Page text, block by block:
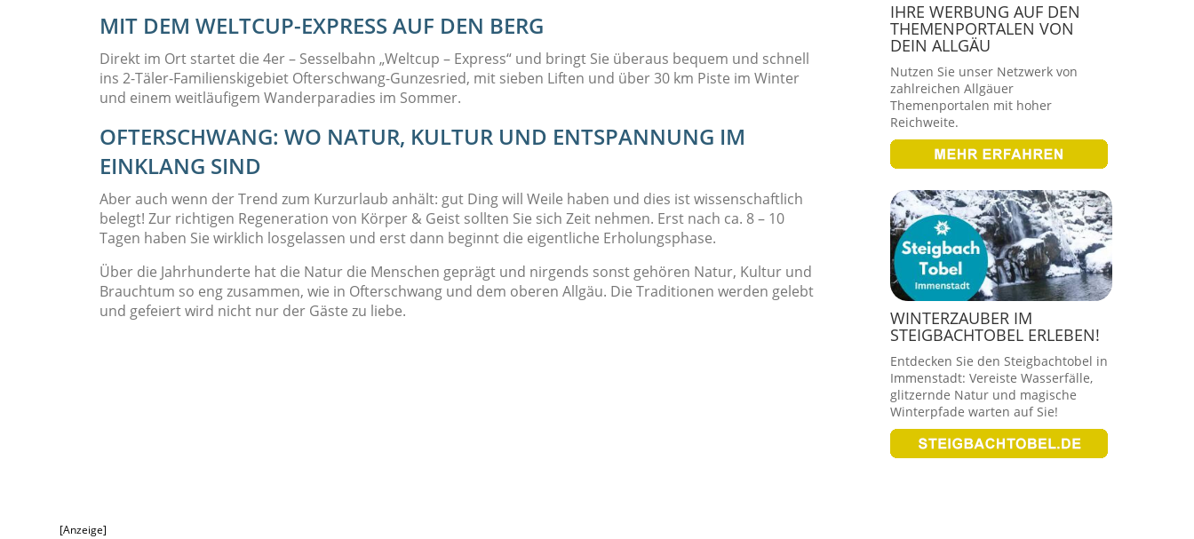
MIT DEM WELTCUP-EXPRESS AUF DEN BERG
Direkt im Ort startet die 4er – Sesselbahn „Weltcup – Express“ und bringt Sie überaus bequem und schnell
ins 2-Täler-Familienskigebiet Ofterschwang-Gunzesried, mit sieben Liften und über 30 km Piste im Winter
und einem weitläufigem Wanderparadies im Sommer.
OFTERSCHWANG: WO NATUR, KULTUR UND ENTSPANNUNG IM
EINKLANG SIND
Aber auch wenn der Trend zum Kurzurlaub anhält: gut Ding will Weile haben und dies ist wissenschaftlich
belegt! Zur richtigen Regeneration von Körper & Geist sollten Sie sich Zeit nehmen. Erst nach ca. 8 – 10
Tagen haben Sie wirklich losgelassen und erst dann beginnt die eigentliche Erholungsphase.
Über die Jahrhunderte hat die Natur die Menschen geprägt und nirgends sonst gehören Natur, Kultur und
Brauchtum so eng zusammen, wie in Ofterschwang und dem oberen Allgäu. Die Traditionen werden gelebt
und gefeiert wird nicht nur der Gäste zu liebe.
IHRE WERBUNG AUF DEN
THEMENPORTALEN VON
DEIN ALLGÄU
Nutzen Sie unser Netzwerk von
zahlreichen Allgäuer
Themenportalen mit hoher
Reichweite.
WINTERZAUBER IM
STEIGBACHTOBEL ERLEBEN!
Entdecken Sie den Steigbachtobel in
Immenstadt: Vereiste Wasserfälle,
glitzernde Natur und magische
Winterpfade warten auf Sie!
[Anzeige]